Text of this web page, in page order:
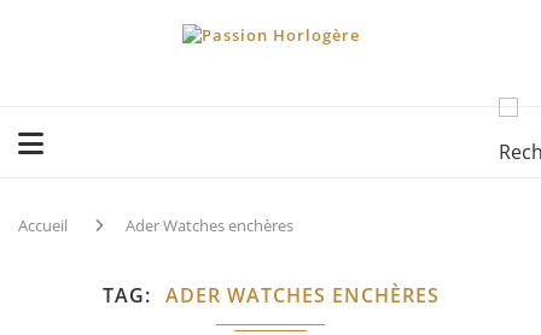
Accueil Ader Watches enchères
TAG ADER WATCHES ENCHÈRES